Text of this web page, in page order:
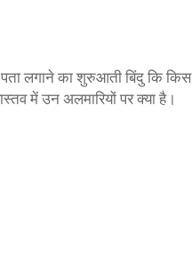
लगाने का शुरुआती बिंदु कि किस
में उन अलमारियों पर क्या है।